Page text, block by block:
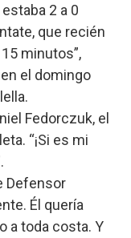
2 a 0
que recién
minutos”,
el domingo
Fedorczuk, el
“¡Si es mi
Defensor
Él quería
a toda costa. Y